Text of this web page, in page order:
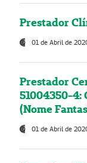
Prestador
01 de Abril de
Prestador
51004350-4:
(Nome
01 de Abril de